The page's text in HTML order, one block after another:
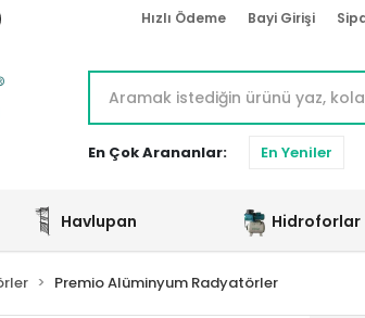
Hızlı Ödeme Bayi Girişi
En Çok Arananlar: En Yeniler
Havlupan Hidroforlar
Premio Alüminyum Radyatörler